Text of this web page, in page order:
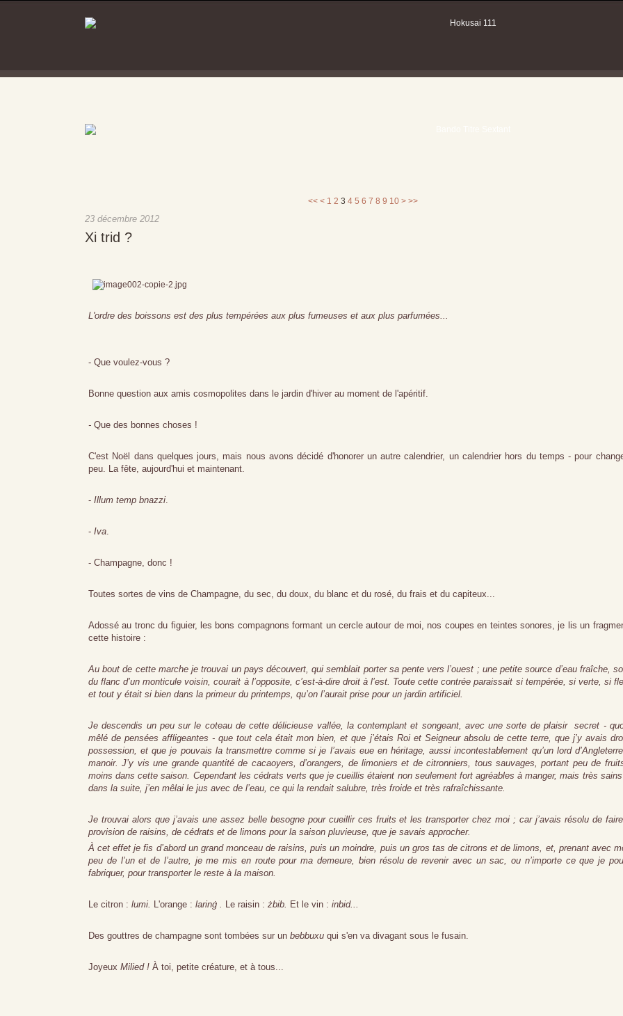
<< < 1 2 3 4 5 6 7 8 9 10 > >>
23 décembre 2012
Xi trid ?
L'ordre des boissons est des plus tempérées aux plus fumeuses et aux plus parfumées...
- Que voulez-vous ?
Bonne question aux amis cosmopolites dans le jardin d'hiver au moment de l'apéritif.
- Que des bonnes choses !
C'est Noël dans quelques jours, mais nous avons décidé d'honorer un autre calendrier, un calendrier hors du temps - pour
peu. La fête, aujourd'hui et maintenant.
- Illum temp bnazzi.
- Iva.
- Champagne, donc !
Toutes sortes de vins de Champagne, du sec, du doux, du blanc et du rosé, du frais et du capiteux...
Adossé au tronc du figuier, les bons compagnons formant un cercle autour de moi, nos coupes en teintes sonores, je lis un
cette histoire :
Au bout de cette marche je trouvai un pays découvert, qui semblait porter sa pente vers l’ouest ; une petite source d’eau fraîche,
du flanc d’un monticule voisin, courait à l’opposite, c’est-à-dire droit à l’est. Toute cette contrée paraissait si tempérée, si verte, si
et tout y était si bien dans la primeur du printemps, qu’on l’aurait prise pour un jardin artificiel.
Je descendis un peu sur le coteau de cette délicieuse vallée, la contemplant et songeant, avec une sorte de plaisir
secret -
mêlé de pensées affligeantes - que tout cela était mon bien, et que j’étais Roi et Seigneur absolu de cette terre, que j’y avais
possession, et que je pouvais la transmettre comme si je l’avais eue en héritage, aussi incontestablement qu’un lord
manoir. J’y vis une grande quantité de cacaoyers, d’orangers, de limoniers et de citronniers, tous sauvages, portant peu de
moins dans cette saison. Cependant les cédrats verts que je cueillis étaient non seulement fort agréables à manger, mais très
dans la suite, j’en mêlai le jus avec de l’eau, ce qui la rendait salubre, très froide et très rafraîchissante.
Je trouvai alors que j’avais une assez belle besogne pour cueillir ces fruits et les transporter chez moi ; car j’avais résolu de
provision de raisins, de cédrats et de limons pour la saison pluvieuse, que je savais approcher.
À cet effet je fis d’abord un grand monceau de raisins, puis un moindre, puis un gros tas de citrons et de limons, et, prenant avec
peu de l’un et de l’autre, je me mis en route pour ma demeure, bien résolu de revenir avec un sac, ou n’importe ce que je
fabriquer, pour transporter le reste à la maison.
Le citron : lumi. L'orange : larinġ . Le raisin : żbib. Et le vin : inbid...
Des gouttres de champagne sont tombées sur un bebbuxu qui s'en va divagant sous le fusain.
Joyeux Milied ! À toi, petite créature, et à tous...